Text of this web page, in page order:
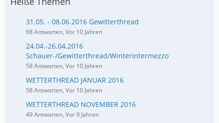
31.05. - 08.06.2016 Gewitterthread
68 Antworten, Vor 10 Jahren
24.04.-26.04.2016
Schauer-/Gewitterthread/Winterintermezzo
58 Antworten, Vor 10 Jahren
WETTERTHREAD JANUAR 2016
58 Antworten, Vor 10 Jahren
WETTERTHREAD NOVEMBER 2016
49 Antworten, Vor 9 Jahren